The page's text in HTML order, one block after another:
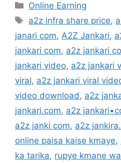
Categories
Online Earning
Tags
a2z infra share price,
janari com, A2Z Jankari,
jankari com, a2z jankari
jankari video, a2z jankari
viral, a2z jankari viral
video download , a2z
jankari.com, a2z
a2z janki com, a2z
online paisa kaise kmaye,
ka tarika, rupye kmane